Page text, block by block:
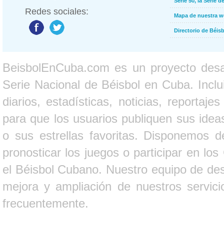
Redes sociales: Mapa de nuestra
Directorio de
BeisbolEnCuba.com es un proyecto
Serie Nacional de Béisbol en Cuba.
diarios, estadísticas, noticias,
para que los usuarios publiquen sus
o sus estrellas favoritas. Disponemos
pronosticar los juegos o participar en
el Béisbol Cubano. Nuestro equipo de
mejora y ampliación de nuestros
frecuentemente.